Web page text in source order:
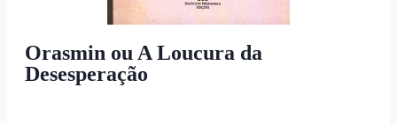
Orasmin ou A Loucura da
Desesperação